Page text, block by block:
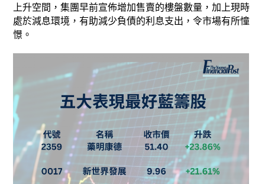
上升空間，集團早前宣佈增加售賣的樓盤數量，加上現時
處於減息環境，有助減少負債的利息支出，令市場有所憧
憬。